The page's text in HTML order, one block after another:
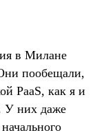
в Милане
пообещали,
PaaS, как я и
У них даже